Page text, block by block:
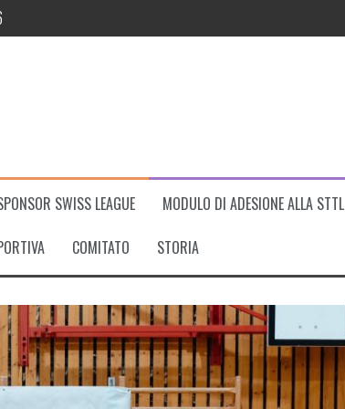
della Swiss Table Tennis League
per il titolo
SWISS LEAGUE MODULO DI ADESIONE ALLA STTL
COMITATO STORIA